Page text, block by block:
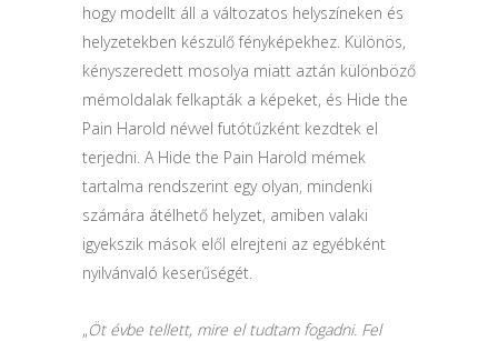
hogy modellt áll a változatos helyszíneken és
helyzetekben készülő fényképekhez. Különös,
kényszeredett mosolya miatt aztán különböző
mémoldalak felkapták a képeket, és Hide the
Pain Harold névvel futótűzként kezdtek el
terjedni. A Hide the Pain Harold mémek
tartalma rendszerint egy olyan, mindenki
számára átélhető helyzet, amiben valaki
igyekszik mások elől elrejteni az egyébként
nyilvánvaló keserűségét.
„Öt évbe tellett, mire el tudtam fogadni. Fel